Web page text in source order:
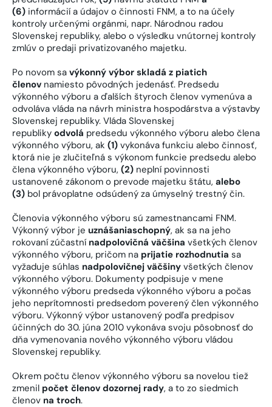
(6) informácií a údajov o činnosti FNM, a to na účely
kontroly určenými orgánmi, napr. Národnou radou
Slovenskej republiky, alebo o výsledku vnútornej kontroly
zmlúv o predaji privatizovaného majetku.
Po novom sa výkonný výbor skladá z piatich
členov namiesto pôvodných jedenásť. Predsedu
výkonného výboru a ďalších štyroch členov vymenúva a
odvoláva vláda na návrh ministra hospodárstva a výstavby
Slovenskej republiky. Vláda Slovenskej
republiky odvolá predsedu výkonného výboru alebo člena
výkonného výboru, ak (1) vykonáva funkciu alebo činnosť,
ktorá nie je zlučiteľná s výkonom funkcie predsedu alebo
člena výkonného výboru, (2) neplní povinnosti
ustanovené zákonom o prevode majetku štátu, alebo
(3) bol právoplatne odsúdený za úmyselný trestný čin.
Členovia výkonného výboru sú zamestnancami FNM.
Výkonný výbor je uznášaniaschopný, ak sa na jeho
rokovaní zúčastní nadpolovičná väčšina všetkých členov
výkonného výboru, pričom na prijatie rozhodnutia sa
vyžaduje súhlas nadpolovičnej väčšiny všetkých členov
výkonného výboru. Dokumenty podpisuje v mene
výkonného výboru predseda výkonného výboru a počas
jeho neprítomnosti predsedom poverený člen výkonného
výboru. Výkonný výbor ustanovený podľa predpisov
účinných do 30. júna 2010 vykonáva svoju pôsobnosť do
dňa vymenovania nového výkonného výboru vládou
Slovenskej republiky.
Okrem počtu členov výkonného výboru sa novelou tiež
zmenil počet členov dozornej rady, a to zo siedmich
členov na troch.